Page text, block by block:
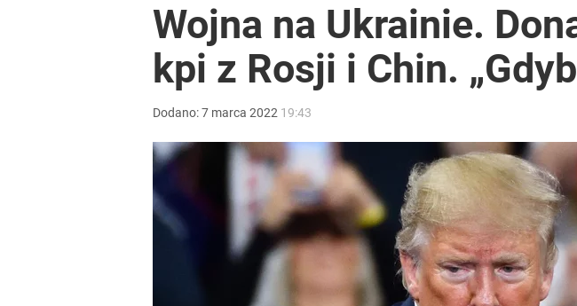
Wojna na Ukrainie.
kpi z Rosji i Chin.
Dodano:7 marca 2022 19:43